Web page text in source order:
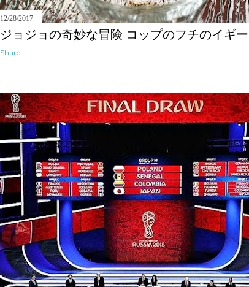
12/28/2017
ジョジョの奇妙な冒険 コップのフチのイギー
Share